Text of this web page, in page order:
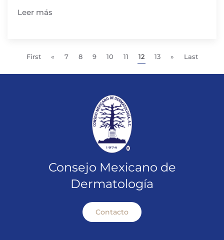
Leer más
First « 7 8 9 10 11 12 13 » Last
Consejo Mexicano de
Dermatología
Contacto